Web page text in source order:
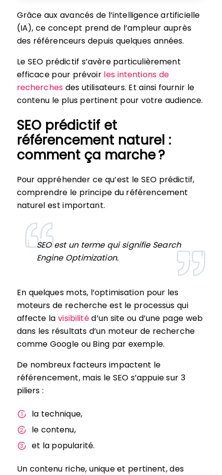
Grâce aux avancés de l’intelligence artificielle
(IA), ce concept prend de l’ampleur auprès
des référenceurs depuis quelques années.
Le SEO prédictif s’avère particulièrement
efficace pour prévoir les intentions de
recherches des utilisateurs. Et ainsi fournir le
contenu le plus pertinent pour votre audience.
SEO prédictif et
référencement naturel :
comment ça marche ?
Pour appréhender ce qu’est le SEO prédictif,
comprendre le principe du référencement
naturel est important.
SEO est un terme qui signifie Search
Engine Optimization.
En quelques mots, l’optimisation pour les
moteurs de recherche est le processus qui
affecte lavisibilitéd’un site ou d’une page web
dans les résultats d’un moteur de recherche
comme Google ou Bing par exemple.
De nombreux facteurs impactent le
référencement, mais le SEO s’appuie sur 3
piliers :
la technique,
le contenu,
et la popularité.
Un contenu riche, unique et pertinent, des